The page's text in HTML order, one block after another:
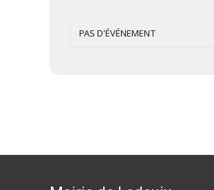
PAS D'ÉVÉNEMENT